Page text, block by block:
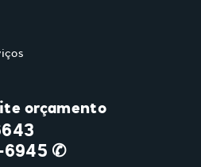
orçamento
6945 ✆